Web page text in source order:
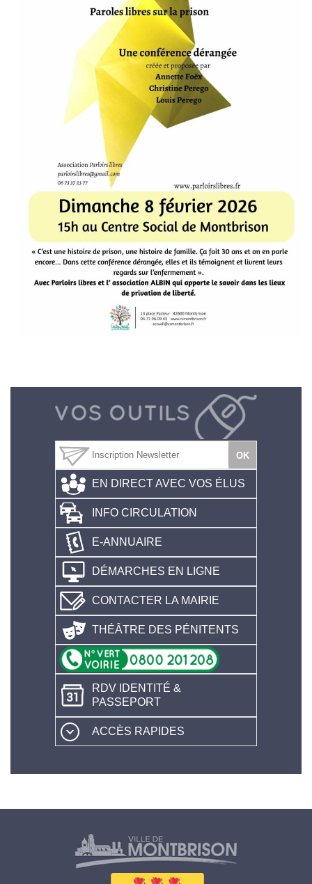
EN DIRECT AVEC VOS ÉLUS
INFO CIRCULATION
E-ANNUAIRE
DÉMARCHES EN LIGNE
CONTACTER LA MAIRIE
THÉÂTRE DES PÉNITENTS
RDV IDENTITÉ &
PASSEPORT
ACCÈS RAPIDES